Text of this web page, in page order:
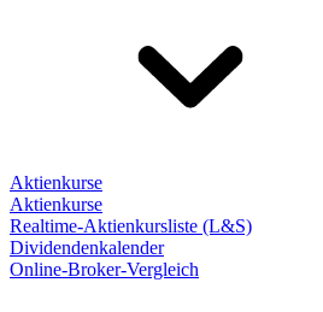
Aktienkurse
Aktienkurse
Realtime-Aktienkursliste (L&S)
Dividendenkalender
Online-Broker-Vergleich